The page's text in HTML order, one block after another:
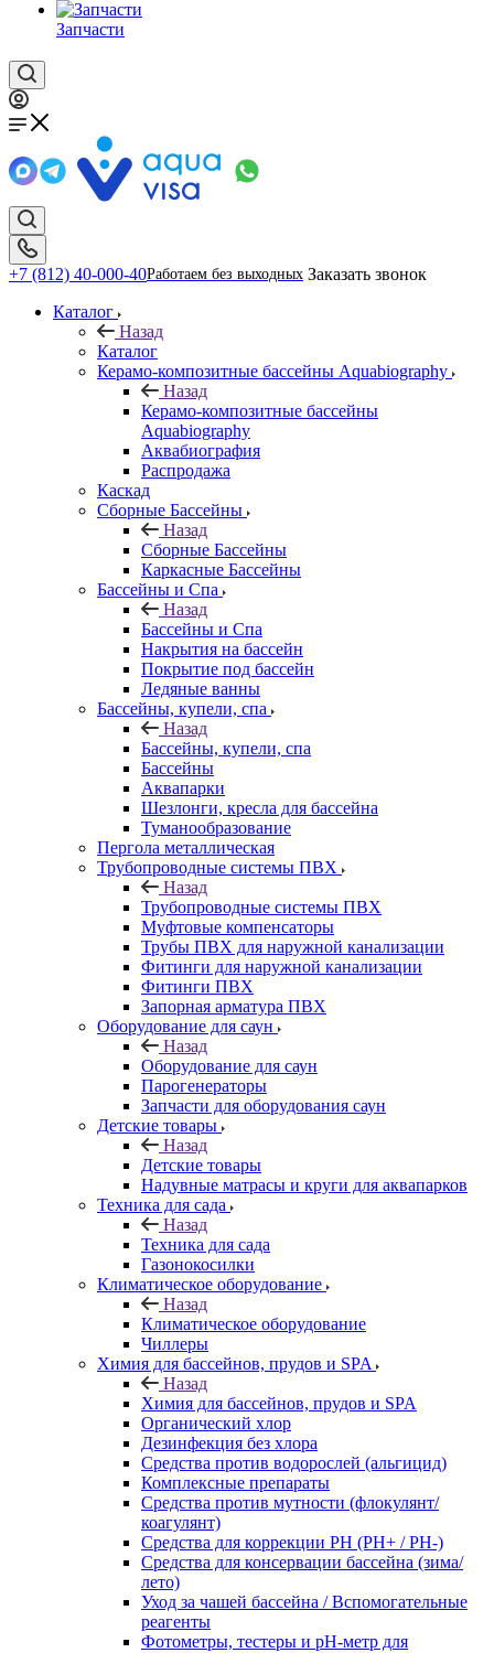
Запчасти
+7 (812) 40-000-40Работаем без выходных Заказать звонок
Каталог
Назад
Каталог
Керамо-композитные бассейны Aquabiography
Назад
Керамо-композитные бассейны
Aquabiography
Аквабиография
Распродажа
Каскад
Сборные Бассейны
Назад
Сборные Бассейны
Каркасные Бассейны
Бассейны и Спа
Назад
Бассейны и Спа
Накрытия на бассейн
Покрытие под бассейн
Ледяные ванны
Бассейны, купели, спа
Назад
Бассейны, купели, спа
Бассейны
Аквапарки
Шезлонги, кресла для бассейна
Туманообразование
Пергола металлическая
Трубопроводные системы ПВХ
Назад
Трубопроводные системы ПВХ
Муфтовые компенсаторы
Трубы ПВХ для наружной канализации
Фитинги для наружной канализации
Фитинги ПВХ
Запорная арматура ПВХ
Оборудование для саун
Назад
Оборудование для саун
Парогенераторы
Запчасти для оборудования саун
Детские товары
Назад
Детские товары
Надувные матрасы и круги для аквапарков
Техника для сада
Назад
Техника для сада
Газонокосилки
Климатическое оборудование
Назад
Климатическое оборудование
Чиллеры
Химия для бассейнов, прудов и SPA
Назад
Химия для бассейнов, прудов и SPA
Органический хлор
Дезинфекция без хлора
Средства против водорослей (альгицид)
Комплексные препараты
Средства против мутности (флокулянт/
коагулянт)
Средства для коррекции PH (PH+ / PH-)
Средства для консервации бассейна (зима/
лето)
Уход за чашей бассейна / Вспомогательные
реагенты
Фотометры, тестеры и рН-метр для